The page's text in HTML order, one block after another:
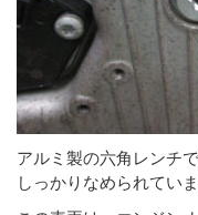
アルミ製の六角レンチ
しっかりなめられていま